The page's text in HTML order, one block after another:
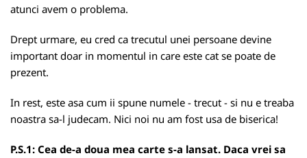
atunci avem o problema.
Drept urmare, eu cred ca trecutul unei persoane devine
important doar in momentul in care este cat se poate de
prezent.
In rest, este asa cum ii spune numele - trecut - si nu e treaba
noastra sa-l judecam. Nici noi nu am fost usa de biserica!
P.S.1: Cea de-a doua mea carte s-a lansat. Daca vrei sa